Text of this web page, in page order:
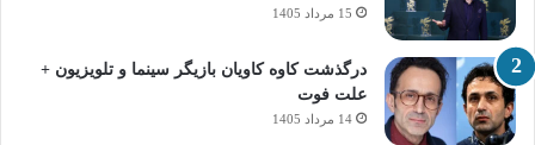
15 مرداد 1405
درگذشت کاوه کاویان بازیگر سینما و تلویزیون +
علت فوت
14 مرداد 1405